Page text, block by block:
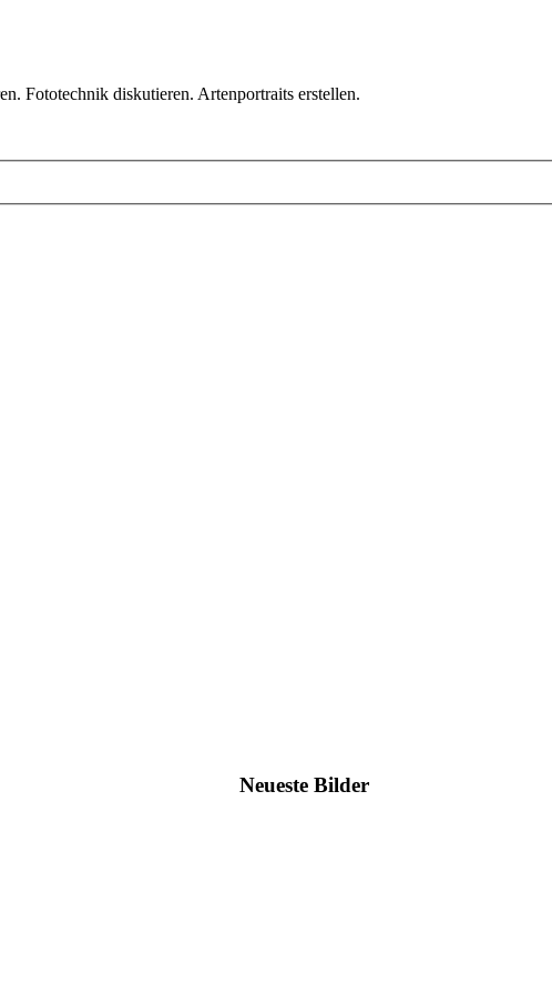
Fototechnik diskutieren. Artenportraits erstellen.
Neueste Bilder